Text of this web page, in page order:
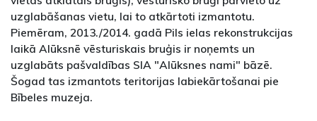
uzglabāšanas vietu, lai to atkārtoti izmantotu.
Piemēram, 2013./2014. gadā Pils ielas rekonstrukcijas
laikā Alūksnē vēsturiskais bruģis ir noņemts un
uzglabāts pašvaldības SIA "Alūksnes nami" bāzē.
Šogad tas izmantots teritorijas labiekārtošanai pie
Bībeles muzeja.